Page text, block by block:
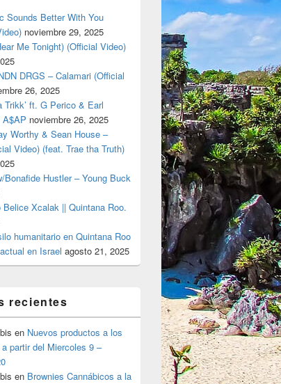
y media onza por whatsapp 8122136948
Sounds Better With You
noviembre 29, 2025
Me Tonight) (Official Video)
DRGS – Calamari (Official
26, 2025
Trikk’ ft. G Perico & Earl
noviembre 26, 2025
Worthy & Sean House –
Video) (feat. Trae tha Truth)
Bonafide Hustler – Young Buck
Belice Xcalak || Quintana Roo.
humanitario en Quintana Roo
en Israel agosto 21, 2025
recientes
en Nuevos productos a los
partir del Miercoles 9 –
en Brownies Cannábicos a la